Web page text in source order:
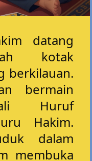
datang
kotak
berkilauan.
bermain
Huruf
Hakim.
dalam
membuka